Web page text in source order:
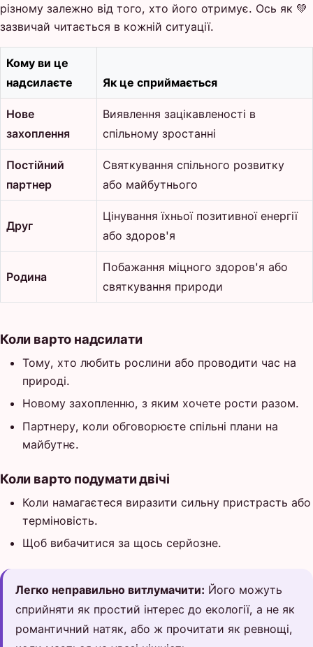
різному залежно від того, хто його отримує. Ось як 💚
зазвичай читається в кожній ситуації.
Кому ви це
надсилаєте
Як це сприймається
Нове
захоплення
Виявлення зацікавленості в
спільному зростанні
Постійний
партнер
Святкування спільного розвитку
або майбутнього
Друг
Цінування їхньої позитивної енергії
або здоров'я
Родина
Побажання міцного здоров'я або
святкування природи
Коли варто надсилати
Тому, хто любить рослини або проводити час на
природі.
Новому захопленню, з яким хочете рости разом.
Партнеру, коли обговорюєте спільні плани на
майбутнє.
Коли варто подумати двічі
Коли намагаєтеся виразити сильну пристрасть або
терміновість.
Щоб вибачитися за щось серйозне.
Легко неправильно витлумачити: Його можуть
сприйняти як простий інтерес до екології, а не як
романтичний натяк, або ж прочитати як ревнощі,